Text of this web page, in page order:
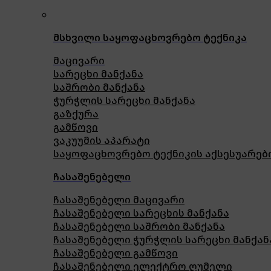
მსხვილი საყოფაცხოვრებო ტექნიკა
მაცივარი
სარეცხი მანქანა
საშრობი მანქანა
ჭურჭლის სარეცხი მანქანა
გაზქურა
გამწოვი
ვაკუუმის აპარატი
საყოფაცხოვრებო ტექნიკის
ჩასაშენებელი
ჩასაშენებელი მაცივარი
ჩასაშენებელი სარეცხის მანქანა
ჩასაშენებელი საშრობი მანქანა
ჩასაშენებელი ჭურჭლის სარეცხი
ჩასაშენებელი გამწოვი
ჩასაშენებელი ელექტრო ღუმელი